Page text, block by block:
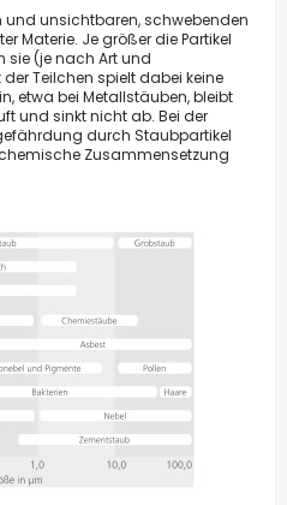
unsichtbaren, schwebenden
Materie. Je größer die Partikel
sie (je nach Art und
Teilchen spielt dabei keine
etwa bei Metallstäuben, bleibt
und sinkt nicht ab. Bei der
durch Staubpartikel
Zusammensetzung